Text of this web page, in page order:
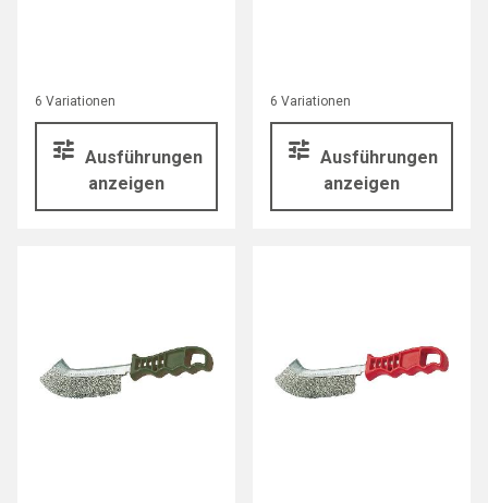
6 Variationen
Ausführungen
anzeigen
6 Variationen
Ausführungen
anzeigen